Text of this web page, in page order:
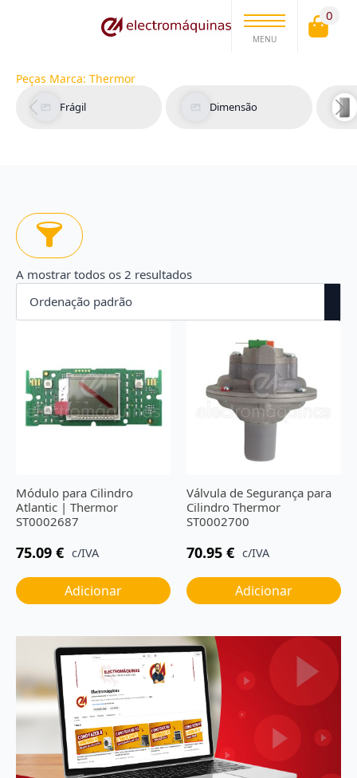
MENU
0
Peças Marca: Thermor
Frágil Dimensão
A mostrar todos os 2 resultados
Módulo para Cilindro
Atlantic | Thermor
ST0002687
75.09 € c/IVA
Adicionar
Válvula de Segurança para
Cilindro Thermor
ST0002700
70.95 € c/IVA
Adicionar